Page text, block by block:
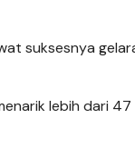
suksesnya
lebih dari 47